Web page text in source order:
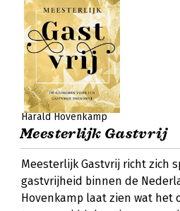
Harald Hovenkamp
Meesterlijk Gastvrij
Meesterlijk Gastvrij richt zich
gastvrijheid binnen de
Hovenkamp laat zien wat het